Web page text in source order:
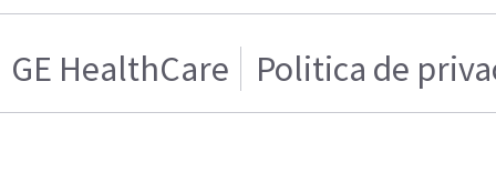
GE HealthCare Politica de